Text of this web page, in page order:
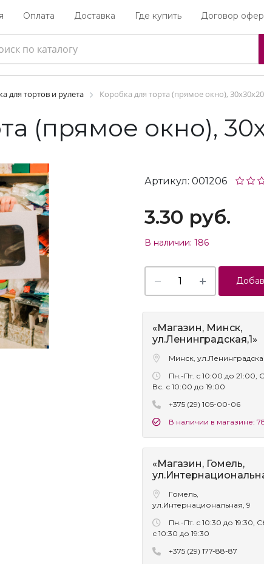
Оплата Доставка Где купить Договор
для тортов и рулета Коробка для торта (прямое окно),
(прямое окно),
Артикул: 001206
3.30 руб.
В наличии: 186
«Магазин, Минск,
ул.Ленинградская,1»
Минск,
Пн.-Пт. с 10:00 до 21:00,
Вс. с 10:00 до 19:00
+375 (29) 105-00-06
В наличии в магазине:
«Магазин, Гомель,
Гомель,
ул.Интернациональная, 9
Пн.-Пт. с 10:30 до 19:30,
с 10:30 до 19:30
+375 (29) 177-88-87